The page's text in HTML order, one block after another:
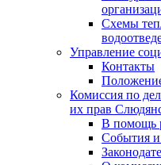
Схемы
Управление
Контакты
Комиссия по
их прав
В помощь
События и